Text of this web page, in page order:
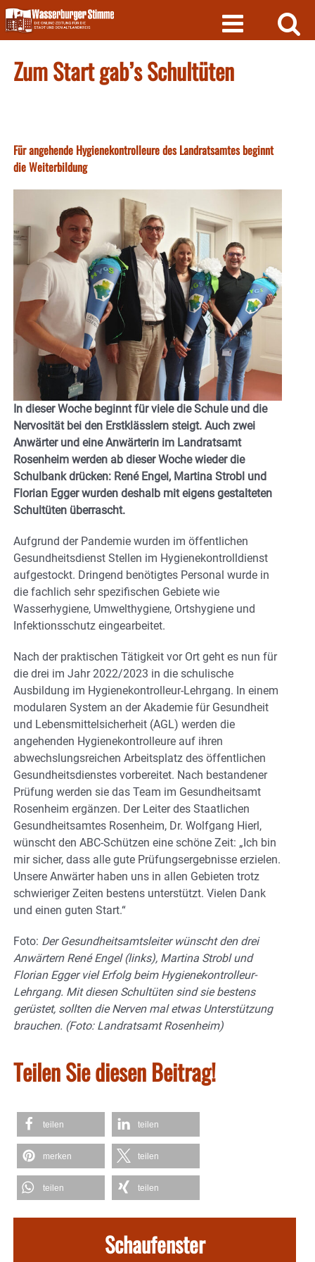
Skip
to
content
Zum Start gab’s Schultüten
Für angehende Hygienekontrolleure des Landratsamtes beginnt
die Weiterbildung
In dieser Woche beginnt für viele die Schule und die
Nervosität bei den Erstklässlern steigt. Auch zwei
Anwärter und eine Anwärterin im Landratsamt
Rosenheim werden ab dieser Woche wieder die
Schulbank drücken: René Engel, Martina Strobl und
Florian Egger wurden deshalb mit eigens gestalteten
Schultüten überrascht.
Aufgrund der Pandemie wurden im öffentlichen
Gesundheitsdienst Stellen im Hygienekontrolldienst
aufgestockt. Dringend benötigtes Personal wurde in
die fachlich sehr spezifischen Gebiete wie
Wasserhygiene, Umwelthygiene, Ortshygiene und
Infektionsschutz eingearbeitet.
Nach der praktischen Tätigkeit vor Ort geht es nun für
die drei im Jahr 2022/2023 in die schulische
Ausbildung im Hygienekontrolleur-Lehrgang. In einem
modularen System an der Akademie für Gesundheit
und Lebensmittelsicherheit (AGL) werden die
angehenden Hygienekontrolleure auf ihren
abwechslungsreichen Arbeitsplatz des öffentlichen
Gesundheitsdienstes vorbereitet. Nach bestandener
Prüfung werden sie das Team im Gesundheitsamt
Rosenheim ergänzen. Der Leiter des Staatlichen
Gesundheitsamtes Rosenheim, Dr. Wolfgang Hierl,
wünscht den ABC-Schützen eine schöne Zeit: „Ich bin
mir sicher, dass alle gute Prüfungsergebnisse erzielen.
Unsere Anwärter haben uns in allen Gebieten trotz
schwieriger Zeiten bestens unterstützt. Vielen Dank
und einen guten Start.“
Foto: Der Gesundheitsamtsleiter wünscht den drei
Anwärtern René Engel (links), Martina Strobl und
Florian Egger viel Erfolg beim Hygienekontrolleur-
Lehrgang. Mit diesen Schultüten sind sie bestens
gerüstet, sollten die Nerven mal etwas Unterstützung
brauchen. (Foto: Landratsamt Rosenheim)
Teilen Sie diesen Beitrag!
teilen teilen
merken teilen
teilen teilen
Schaufenster